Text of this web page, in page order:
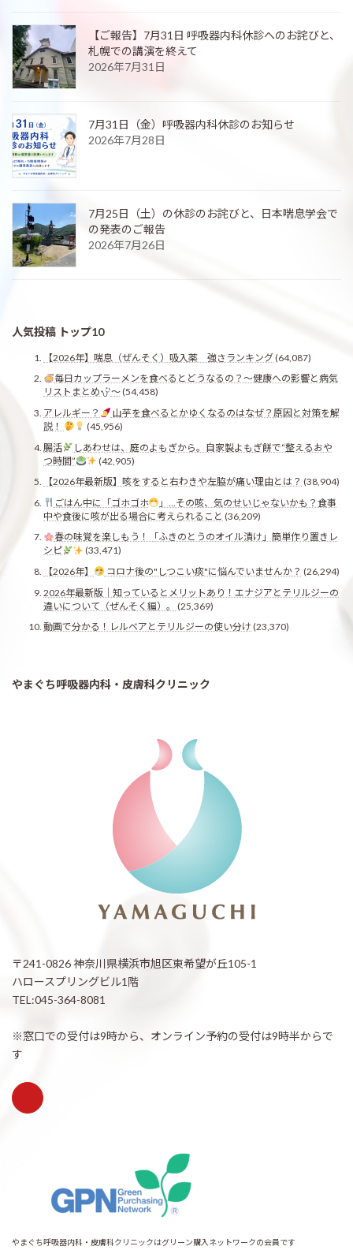
【ご報告】7月31日 呼吸器内科休診へのお詫びと、
札幌での講演を終えて
2026年7月31日
7月31日（金）呼吸器内科休診のお知らせ
2026年7月28日
7月25日（土）の休診のお詫びと、日本喘息学会で
の発表のご報告
2026年7月26日
人気投稿 トップ10
【2026年】喘息（ぜんそく）吸入薬 強さランキング(64,087)
毎日カップラーメンを食べるとどうなるの？〜健康への影響と病気
リストまとめ
〜(54,458)
アレルギー？
山芋を食べるとかゆくなるのはなぜ？原因と対策を解
説！
(45,956)
腸活
しあわせは、庭のよもぎから。自家製よもぎ餅で“整えるおや
つ時間”
(42,905)
【2026年最新版】咳をすると右わきや左脇が痛い理由とは？ (38,904)
ごはん中に「ゴホゴホ
」…その咳、気のせいじゃないかも？食事
中や食後に咳が出る場合に考えられること (36,209)
春の味覚を楽しもう！「ふきのとうのオイル漬け」簡単作り置きレ
シピ
(33,471)
【2026年】
コロナ後の"しつこい痰"に悩んでいませんか？ (26,294)
2026年最新版｜知っているとメリットあり！エナジアとテリルジーの
違いについて（ぜんそく編）。
(25,369)
動画で分かる！レルベアとテリルジーの使い分け (23,370)
やまぐち呼吸器内科・皮膚科クリニック
〒241-0826 神奈川県横浜市旭区東希望が丘105-1
ハロースプリングビル1階
TEL:045-364-8081
※窓口での受付は9時から、オンライン予約の受付は9時半からで
す
やまぐち呼吸器内科・皮膚科クリニックはグリーン購入ネットワークの会員です